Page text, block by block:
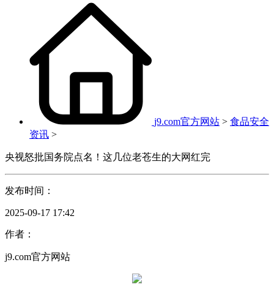
j9.com官方网站 > 食品安全
资讯 >
央视怒批国务院点名！这几位老苍生的大网红完
发布时间：
2025-09-17 17:42
作者：
j9.com官方网站